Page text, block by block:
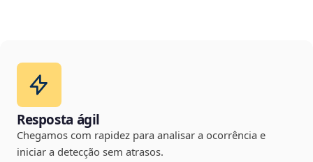
Resposta ágil
Chegamos com rapidez para analisar a ocorrência e
iniciar a detecção sem atrasos.